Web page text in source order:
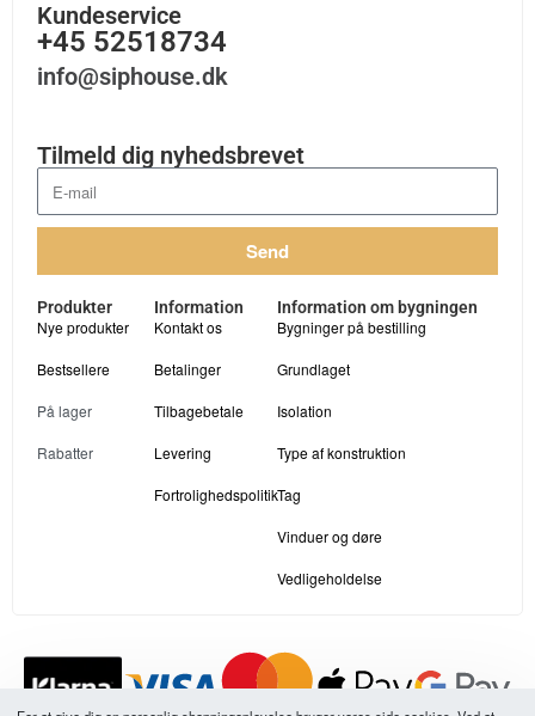
Kundeservice
+45 52518734
info@siphouse.dk
Tilmeld dig nyhedsbrevet
Send
Produkter
Nye produkter
Bestsellere
På lager
Rabatter
Information
Kontakt os
Betalinger
Tilbagebetale
Levering
Fortrolighedspolitik
Information om bygningen
Bygninger på bestilling
Grundlaget
Isolation
Type af konstruktion
Tag
Vinduer og døre
Vedligeholdelse